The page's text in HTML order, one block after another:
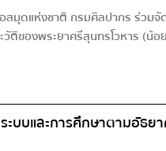
ดแห่งชาติ กรมศิลปากร ร่วมจัด
วัติของพระยาศรีสุนทรโวหาร
ะบบและการศึกษาตามอัธ